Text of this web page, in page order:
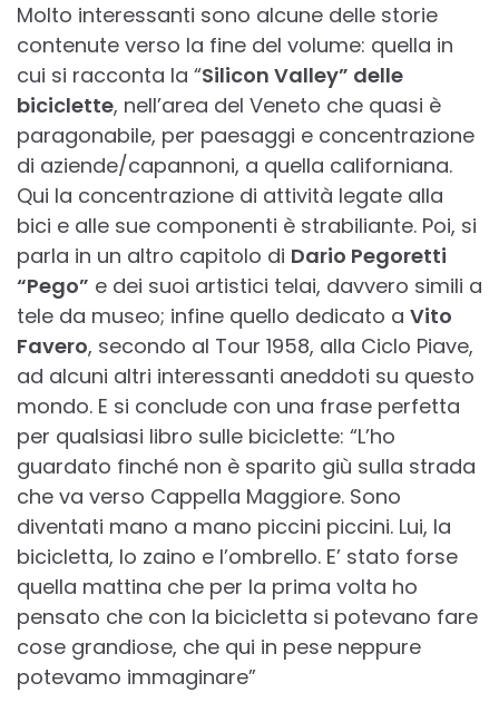
Molto interessanti sono alcune delle storie
contenute verso la fine del volume: quella in
cui si racconta la “Silicon Valley” delle
biciclette, nell’area del Veneto che quasi è
paragonabile, per paesaggi e concentrazione
di aziende/capannoni, a quella californiana.
Qui la concentrazione di attività legate alla
bici e alle sue componenti è strabiliante. Poi, si
parla in un altro capitolo di Dario Pegoretti
“Pego” e dei suoi artistici telai, davvero simili a
tele da museo; infine quello dedicato a Vito
Favero, secondo al Tour 1958, alla Ciclo Piave,
ad alcuni altri interessanti aneddoti su questo
mondo. E si conclude con una frase perfetta
per qualsiasi libro sulle biciclette: “L’ho
guardato finché non è sparito giù sulla strada
che va verso Cappella Maggiore. Sono
diventati mano a mano piccini piccini. Lui, la
bicicletta, lo zaino e l’ombrello. E’ stato forse
quella mattina che per la prima volta ho
pensato che con la bicicletta si potevano fare
cose grandiose, che qui in pese neppure
potevamo immaginare”